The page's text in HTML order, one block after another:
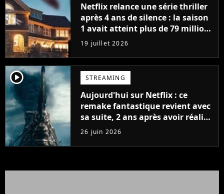
Netflix relance une série thriller
après 4 ans de silence : la saison
1 avait atteint plus de 79 millions
de vues
19 juillet 2026
player2 STREAMING
Aujourd'hui sur Netflix : ce
remake fantastique revient avec
sa suite, 2 ans après avoir réalisé
60 millions de vues et régné 6
semaines dans le Top 10
26 juin 2026